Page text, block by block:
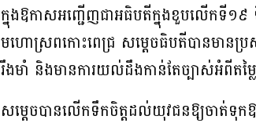
ក្នុងឱកាសអញ្ជើញជាអធិបតីក្នុងខួបលើកទី១
មហោស្រពកោះពេជ្រ សម្តេចធិបតីបានមានប្
រឹងមាំ និងមានការយល់ដឹងកាន់តែច្បាស់អំពីតម្លៃ
សម្ដេចបានលើកទឹកចិត្តដល់យុវជនឱ្យចាត់ទុកឱ